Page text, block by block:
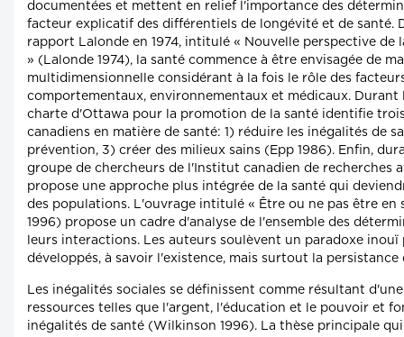
documentées et mettent en relief l'importance des
facteur explicatif des différentiels de longévité et de santé.
rapport Lalonde en 1974, intitulé « Nouvelle perspective de
» (Lalonde 1974), la santé commence à être envisagée de
multidimensionnelle considérant à la fois le rôle des
comportementaux, environnementaux et médicaux. Durant
charte d'Ottawa pour la promotion de la santé identifie
canadiens en matière de santé: 1) réduire les inégalités de
prévention, 3) créer des milieux sains (Epp 1986). Enfin,
groupe de chercheurs de l'Institut canadien de recherches
propose une approche plus intégrée de la santé qui
des populations. L'ouvrage intitulé « Être ou ne pas être en
1996) propose un cadre d'analyse de l'ensemble des
leurs interactions. Les auteurs soulèvent un paradoxe inouï
développés, à savoir l'existence, mais surtout la persistance
Les inégalités sociales se définissent comme résultant
ressources telles que l'argent, l'éducation et le pouvoir et
inégalités de santé (Wilkinson 1996). La thèse principale